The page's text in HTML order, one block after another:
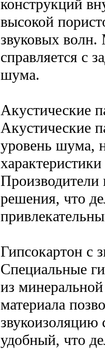
конструкций
высокой
звуковых волн.
справляется с
шума.
Акустические
Акустические
уровень шума,
Производители
решения, что
Гипсокартон с
Специальные
из
материала
удобный, что